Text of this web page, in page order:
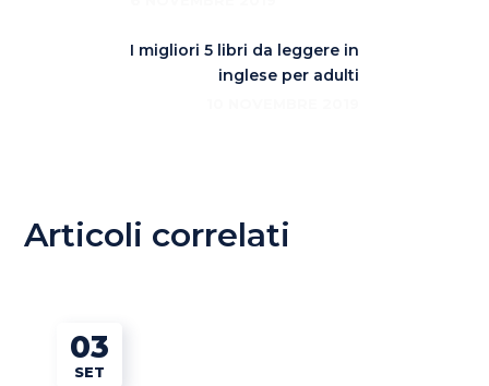
I migliori 5 libri da leggere in
inglese per adulti
Articoli correlati
03
SET